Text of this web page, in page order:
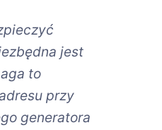
jest
to
przy
generatora